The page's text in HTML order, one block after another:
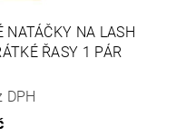
NATÁČKY NA LASH
ŘASY 1 PÁR
DPH